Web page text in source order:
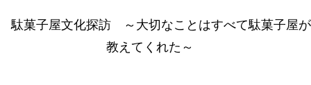
駄菓子屋文化探訪 ～大切なことはすべて駄菓子屋が
教えてくれた～